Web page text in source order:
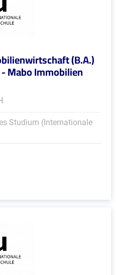
(B.A.)
Mabo Immobilien
Studium (Internationale